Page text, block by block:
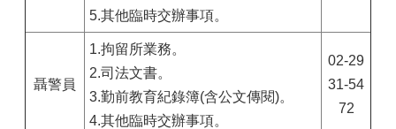
5.其他臨時交辦事項。
聶警員
1.拘留所業務。
2.司法文書。
3.勤前教育紀錄簿(含公文傳閱)。
4.其他臨時交辦事項。
02-29
31-54
72